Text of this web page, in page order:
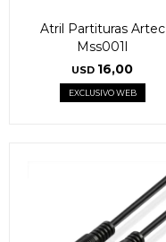
Atril Partituras Artec
Mss001l
USD 16,00
EXCLUSIVO WEB